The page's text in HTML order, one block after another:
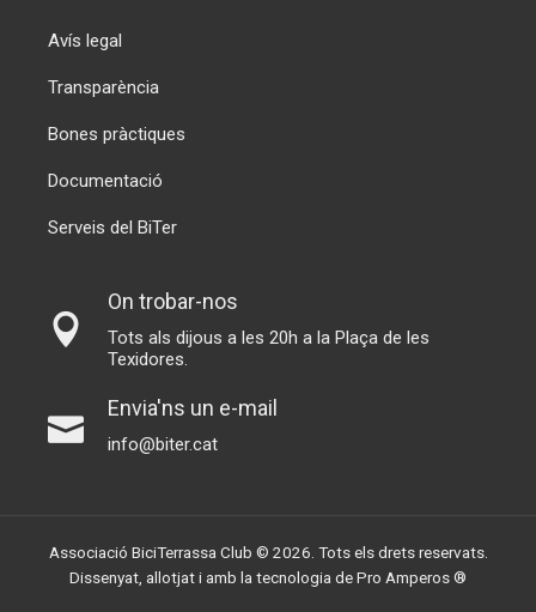
Avís legal
Transparència
Bones pràctiques
Documentació
Serveis del BiTer
On trobar-nos
Tots als dijous a les 20h a la Plaça de les
Texidores.
Envia'ns un e-mail
info@biter.cat
Associació BiciTerrassa Club © 2026. Tots els drets reservats.
Dissenyat, allotjat i amb la tecnologia dePro Amperos ®